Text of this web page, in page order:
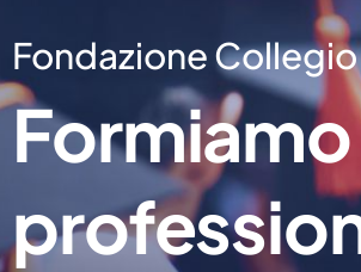
Fondazione